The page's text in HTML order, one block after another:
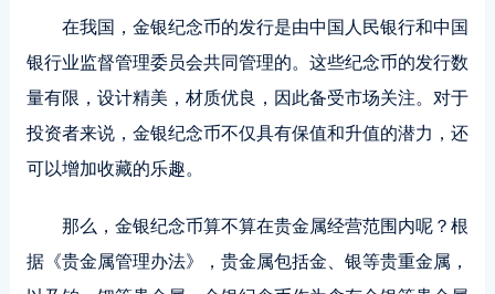
在我国，金银纪念币的发行是由中国人民银行和中国
银行业监督管理委员会共同管理的。这些纪念币的发行数
量有限，设计精美，材质优良，因此备受市场关注。对于
投资者来说，金银纪念币不仅具有保值和升值的潜力，还
可以增加收藏的乐趣。
那么，金银纪念币算不算在贵金属经营范围内呢？根
据《贵金属管理办法》，贵金属包括金、银等贵重金属，